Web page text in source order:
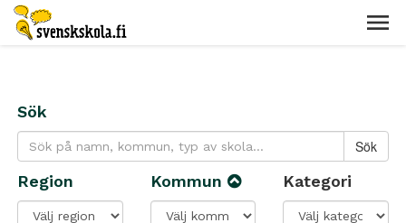
Sök
Region Kommun Kategori